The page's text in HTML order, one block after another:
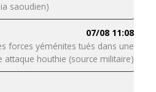
saoudien)
07/08 11:08
forces yéménites tués dans une
attaque houthie (source militaire)